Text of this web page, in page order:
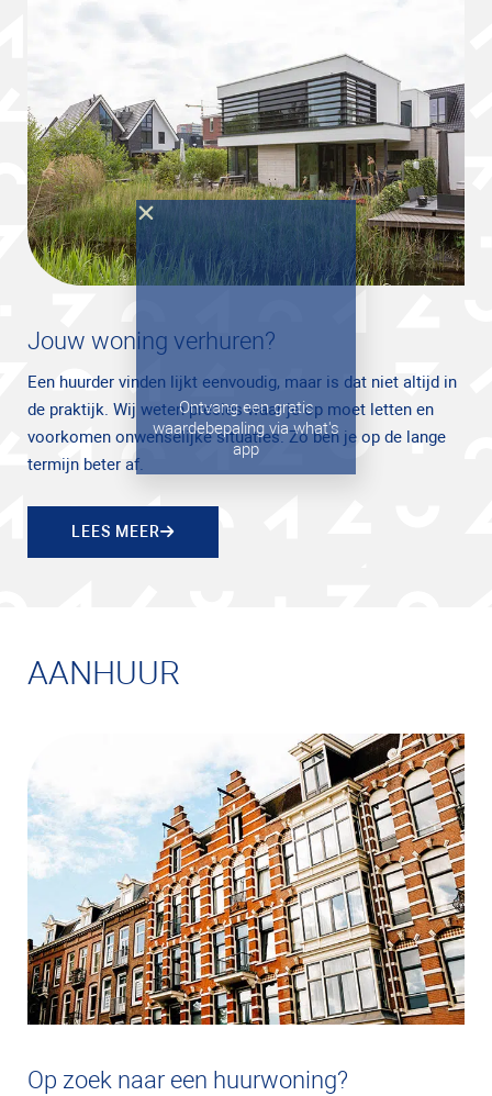
Jouw woning verhuren?
Een huurder vinden lijkt eenvoudig, maar is dat niet altijd in
de praktijk. Wij weten precies waar je op moet letten en
voorkomen onwenselijke situaties. Zo ben je op de lange
termijn beter af.
LEES MEER
AANHUUR
Op zoek naar een huurwoning?
Ontvang een gratis
waardebepaling via what's
app